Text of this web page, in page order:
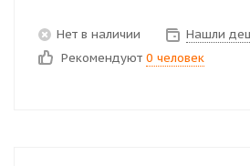
Нет в наличии
Нашли
Рекомендуют 0 человек